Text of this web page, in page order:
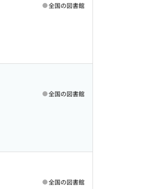
全国の図書館
全国の図書館
全国の図書館